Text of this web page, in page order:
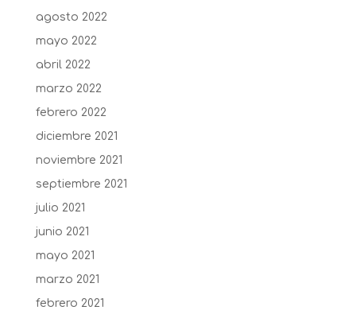
agosto 2022
mayo 2022
abril 2022
marzo 2022
febrero 2022
diciembre 2021
noviembre 2021
septiembre 2021
julio 2021
junio 2021
mayo 2021
marzo 2021
febrero 2021